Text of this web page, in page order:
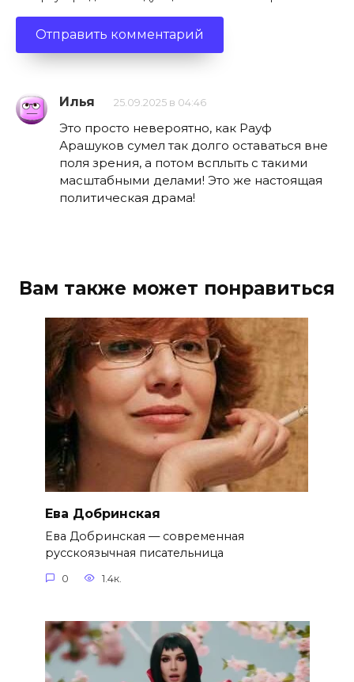
Илья 25.09.2025 в 04:46
Это просто невероятно, как Рауф
Арашуков сумел так долго оставаться вне
поля зрения, а потом всплыть с такими
масштабными делами! Это же настоящая
политическая драма!
Вам также может понравиться
Ева Добринская
Ева Добринская — современная
русскоязычная писательница
0 1.4к.